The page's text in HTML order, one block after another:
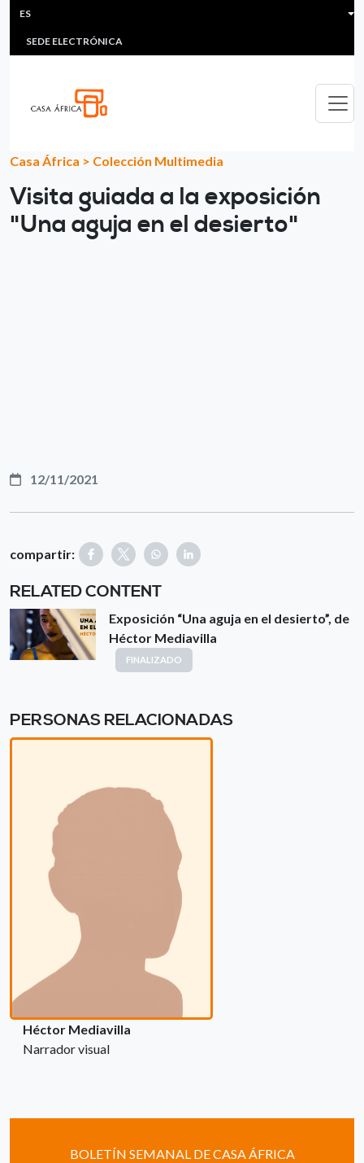
Pasar al contenido principal
HEADER MENU
MULTIMEDIA
SEDE ELECTRÓNICA
ES
Casa África > Colección Multimedia
Visita guiada a la exposición
"Una aguja en el desierto"
12/11/2021
compartir:
RELATED CONTENT
Exposición “Una aguja en el desierto”, de
Héctor Mediavilla
FINALIZADO
PERSONAS RELACIONADAS
Héctor Mediavilla
Narrador visual
BOLETÍN SEMANAL DE CASA ÁFRICA